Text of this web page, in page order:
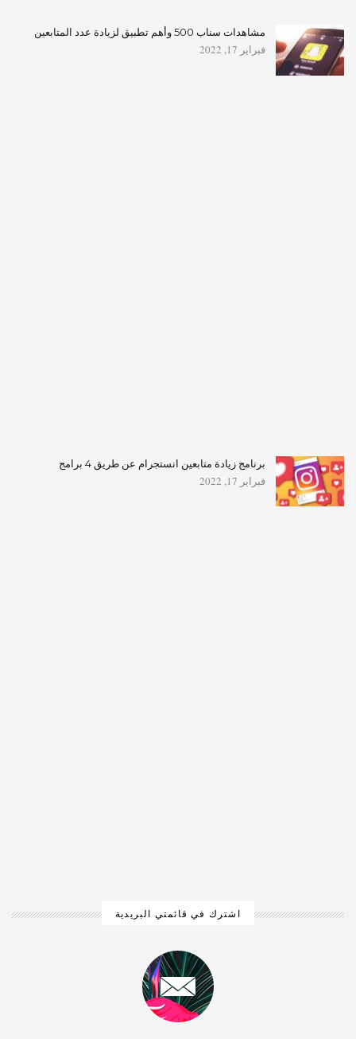
مشاهدات سناب 500 وأهم تطبيق لزيادة عدد المتابعين
فبراير 17, 2022
برنامج زيادة متابعين انستجرام عن طريق 4 برامج
فبراير 17, 2022
اشترك في قائمتي البريدية